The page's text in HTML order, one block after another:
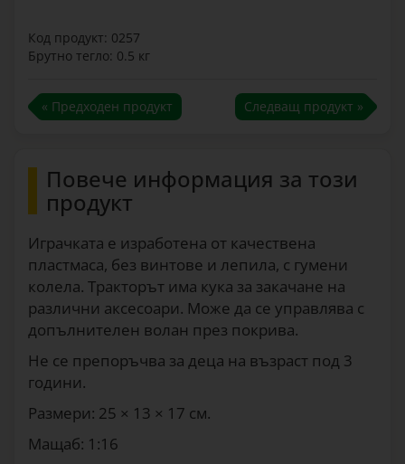
Код продукт: 0257
Брутно тегло: 0.5 кг
« Предходен продукт Следващ продукт »
Повече информация за този
продукт
Играчката е изработена от качествена
пластмаса, без винтове и лепила, с гумени
колела. Тракторът има кука за закачане на
различни аксесоари. Може да се управлява с
допълнителен волан през покрива.
Не се препоръчва за деца на възраст под 3
години.
Размери: 25 × 13 × 17 см.
Мащаб: 1:16